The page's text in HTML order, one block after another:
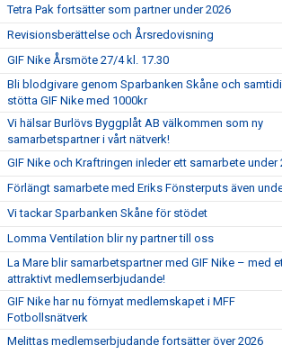
Tetra Pak fortsätter som partner under 2026
Revisionsberättelse och Årsredovisning
GIF Nike Årsmöte 27/4 kl. 17.30
Bli blodgivare genom Sparbanken Skåne och
stötta GIF Nike med 1000kr
Vi hälsar Burlövs Byggplåt AB välkommen som ny
samarbetspartner i vårt nätverk!
GIF Nike och Kraftringen inleder ett samarbete under
Förlängt samarbete med Eriks Fönsterputs även
Vi tackar Sparbanken Skåne för stödet
Lomma Ventilation blir ny partner till oss
La Mare blir samarbetspartner med GIF Nike – med
attraktivt medlemserbjudande!
GIF Nike har nu förnyat medlemskapet i MFF
Fotbollsnätverk
Melittas medlemserbjudande fortsätter över 2026